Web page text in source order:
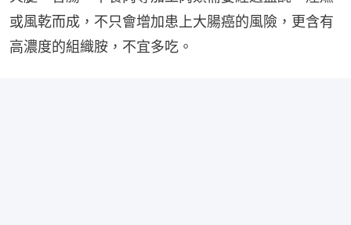
或風乾而成，不只會增加患上大腸癌的風險，更含有
高濃度的組織胺，不宜多吃。